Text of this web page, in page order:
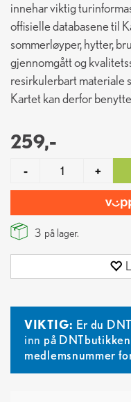
innehar viktig
offisielle databasene til
sommerløyper, hytter,
gjennomgått og
resirkulerbart materiale
Kartet kan derfor
259,-
- +
3 på lager.
VIKTIG: Er du
inn på
medlemsnummer